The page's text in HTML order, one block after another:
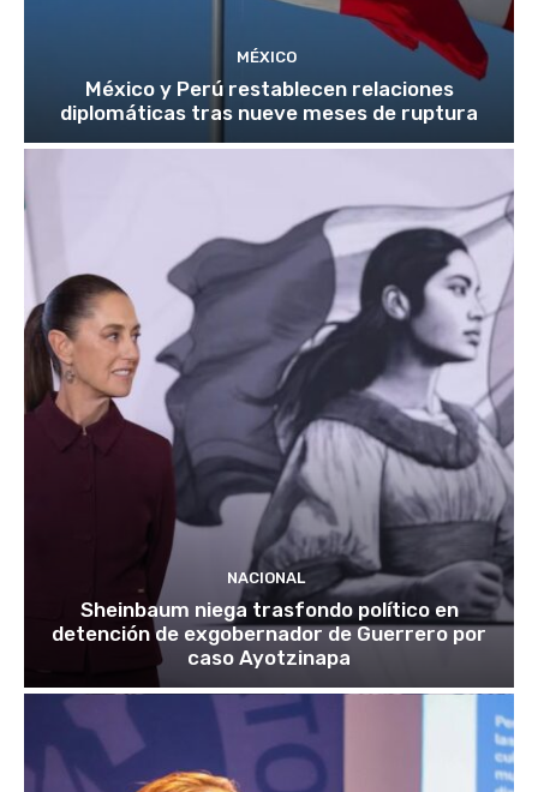
MÉXICO
México y Perú restablecen relaciones
diplomáticas tras nueve meses de ruptura
NACIONAL
Sheinbaum niega trasfondo político en
detención de exgobernador de Guerrero por
caso Ayotzinapa